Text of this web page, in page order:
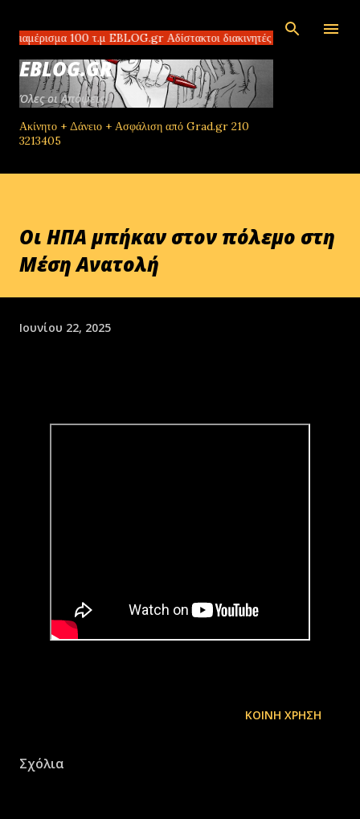
τ.μ EBLOG.gr Αδίστακτοι διακινητές στο Τομπρούκ της
EBLOG.GR
Όλες οι Απόψεις!
Ακίνητο + Δάνειο + Ασφάλιση από Grad.gr 210
3213405
Οι ΗΠΑ μπήκαν στον πόλεμο στη
Μέση Ανατολή
Ιουνίου 22, 2025
ΚΟΙΝΉ ΧΡΉΣΗ
Σχόλια